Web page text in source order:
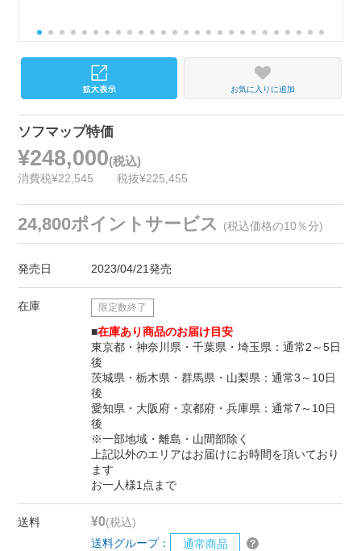
お気に入りに追加
ソフマップ特価
¥248,000(税込)
消費税¥22,545 税抜¥225,455
24,800ポイントサービス (税込価格の10％分)
発売日 2023/04/21発売
在庫 限定数終了
■在庫あり商品のお届け目安
東京都・神奈川県・千葉県・埼玉県：通常2～5日
後
茨城県・栃木県・群馬県・山梨県：通常3～10日
後
愛知県・大阪府・京都府・兵庫県：通常7～10日
後
※一部地域・離島・山間部除く
上記以外のエリアはお届けにお時間を頂いており
ます
お一人様1点まで
送料 ¥0(税込)
送料グループ：
通常商品